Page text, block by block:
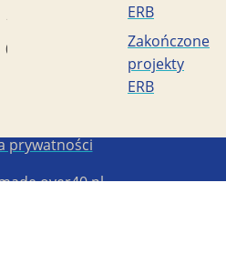
170419477
0000042453
ERB
Zakończone
projekty
ERB
prywatności
over40.pl